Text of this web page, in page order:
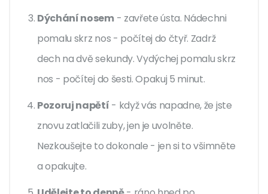
Dýchání nosem- zavřete ústa. Nádechni
pomalu skrz nos - počítej do čtyř. Zadrž
dech na dvě sekundy. Vydýchej pomalu skrz
nos - počítej do šesti. Opakuj 5 minut.
Pozoruj napětí - když vás napadne, že jste
znovu zatlačili zuby, jen je uvolněte.
Nezkoušejte to dokonale - jen si to všimněte
a opakujte.